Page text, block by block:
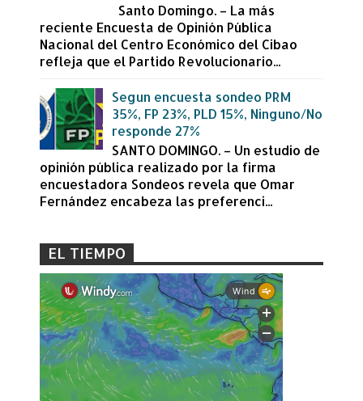
Santo Domingo. – La más
reciente Encuesta de Opinión Pública
Nacional del Centro Económico del Cibao
refleja que el Partido Revolucionario...
Segun encuesta sondeo PRM
35%, FP 23%, PLD 15%, Ninguno/No
responde 27%
SANTO DOMINGO. – Un estudio de
opinión pública realizado por la firma
encuestadora Sondeos revela que Omar
Fernández encabeza las preferenci...
EL TIEMPO